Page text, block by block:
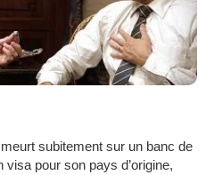
subitement sur un banc de
pour son pays d’origine,